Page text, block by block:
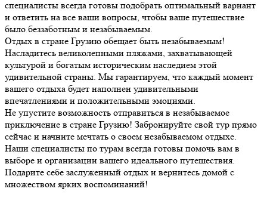
специалисты всегда готовы подобрать оптимальный вариант
и ответить на все ваши вопросы, чтобы ваше путешествие
было беззаботным и незабываемым.
Отдых в стране Грузию обещает быть незабываемым!
Насладитесь великолепными пляжами, захватывающей
культурой и богатым историческим наследием этой
удивительной страны. Мы гарантируем, что каждый момент
вашего отдыха будет наполнен удивительными
впечатлениями и положительными эмоциями.
Не упустите возможность отправиться в незабываемое
приключение в стране Грузию! Забронируйте свой тур прямо
сейчас и начните мечтать о своем незабываемом отдыхе.
Наши специалисты по турам всегда готовы помочь вам в
выборе и организации вашего идеального путешествия.
Подарите себе заслуженный отдых и вернитесь домой с
множеством ярких воспоминаний!